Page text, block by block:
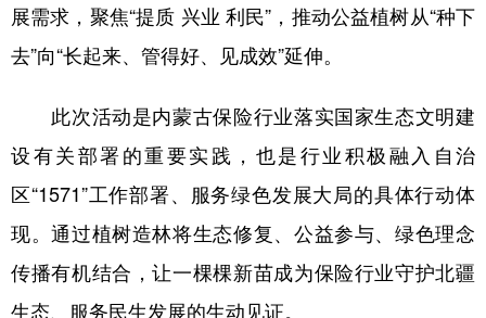
辽宁 上海
山东 河南 湖北 湖南
四川 贵州 云南 西藏
陕西 甘肃 青海 宁夏
展需求 ， 聚焦“提质 兴业 利民” ，推动公益植树从“种下
去”向“长起来、管得好、见成效”延伸。
此次活动是内蒙古保险行业落实国家生态文明建
设有关部署的重要实践，也是行业积极融入自治
区“1571”工作部署、服务绿色发展大局的具体行动体
现。通过植树造林将生态修复、公益参与、绿色理念
传播有机结合，让一棵棵新苗成为保险行业守护北疆
生态、服务民生发展的生动见证。